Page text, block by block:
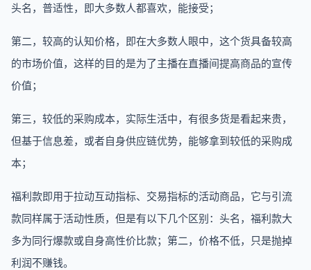
头名，普适性，即大多数人都喜欢，能接受；
第二，较高的认知价格，即在大多数人眼中，这个货具备较高
的市场价值，这样的目的是为了主播在直播间提高商品的宣传
价值；
第三，较低的采购成本，实际生活中，有很多货是看起来贵，
但基于信息差，或者自身供应链优势，能够拿到较低的采购成
本；
福利款即用于拉动互动指标、交易指标的活动商品，它与引流
款同样属于活动性质，但是有以下几个区别：头名，福利款大
多为同行爆款或自身高性价比款；第二，价格不低，只是抛掉
利润不赚钱。